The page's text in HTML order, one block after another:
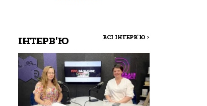
ІНТЕРВ'Ю ВСІ ІНТЕРВ'Ю >